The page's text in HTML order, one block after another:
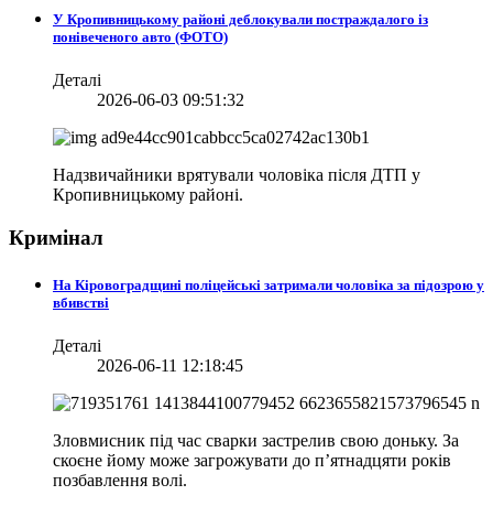
У Кропивницькому районі деблокували постраждалого із
понівеченого авто (ФОТО)
Деталі
2026-06-03 09:51:32
Надзвичайники врятували чоловіка після ДТП у
Кропивницькому районі.
Кримінал
На Кіровоградщині поліцейські затримали чоловіка за підозрою у
вбивстві
Деталі
2026-06-11 12:18:45
Зловмисник під час сварки застрелив свою доньку. За
скоєне йому може загрожувати до п’ятнадцяти років
позбавлення волі.